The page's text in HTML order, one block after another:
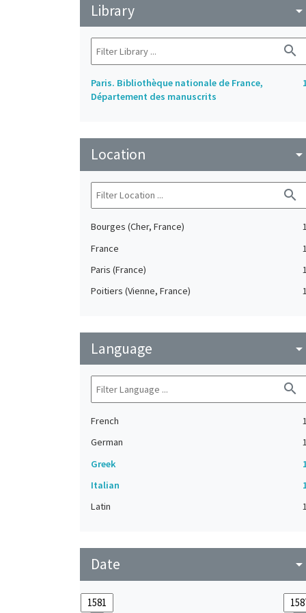
Library arrow_drop_down
search
Paris. Bibliothèque nationale de France,
Département des manuscrits
Location arrow_drop_down
search
Bourges (Cher, France)
1
France
1
Paris (France)
1
Poitiers (Vienne, France)
1
Language arrow_drop_down
search
French
1
German
1
Greek
Italian
Latin
1
Date arrow_drop_down